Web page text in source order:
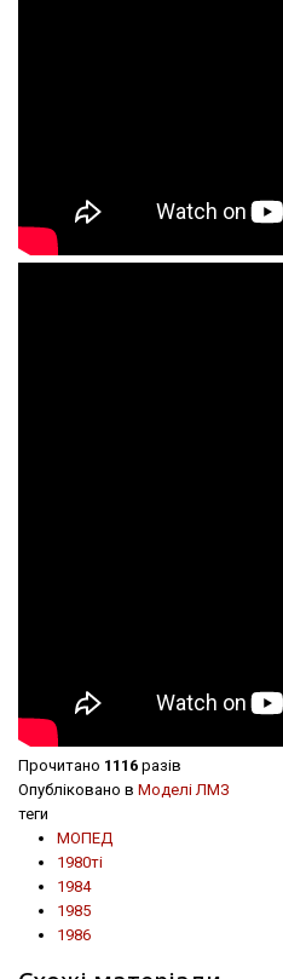
Прочитано 1116 разів
Опубліковано в Моделі ЛМЗ
теги
МОПЕД
1980ті
1984
1985
1986